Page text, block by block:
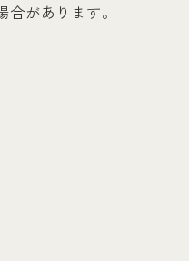
があります。